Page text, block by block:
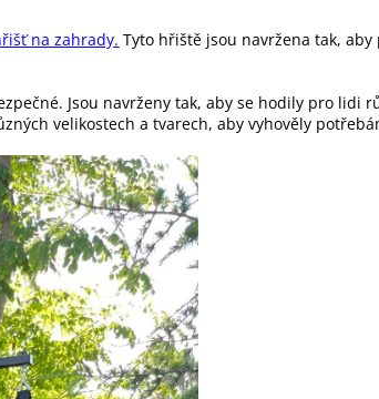
na zahrady. Tyto hřiště jsou navržena tak,
Jsou navrženy tak, aby se hodily pro lidi
velikostech a tvarech, aby vyhověly